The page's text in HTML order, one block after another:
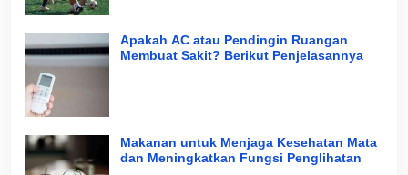
Apakah AC atau Pendingin Ruangan
Membuat Sakit? Berikut Penjelasannya
Makanan untuk Menjaga Kesehatan Mata
dan Meningkatkan Fungsi Penglihatan